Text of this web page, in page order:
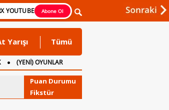
YOUTUBE Abone Ol
Yarışı Tümü
(YENİ) OYUNLAR
Puan Durumu
Fikstür